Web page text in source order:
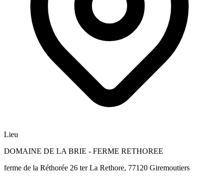
Lieu
DOMAINE DE LA BRIE - FERME RETHOREE
ferme de la Réthorée 26 ter La Rethore, 77120 Giremoutiers